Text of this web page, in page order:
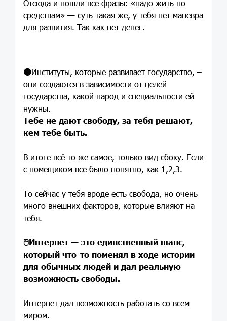
Отсюда и пошли все фразы: «надо жить по
средствам» — суть такая же, у тебя нет маневра
для развития. Так как нет денег.
🟠Институты, которые развивает государство, –
они создаются в зависимости от целей
государства, какой народ и специальности ей
нужны.
Тебе не дают свободу, за тебя решают,
кем тебе быть.
В итоге всё то же самое, только вид сбоку. Если
с помещиком все было понятно, как 1,2,3.
То сейчас у тебя вроде есть свобода, но очень
много внешних факторов, которые влияют на
тебя.
🖱Интернет — это единственный шанс,
который что-то поменял в ходе истории
для обычных людей и дал реальную
возможность свободы.
Интернет дал возможность работать со всем
миром.